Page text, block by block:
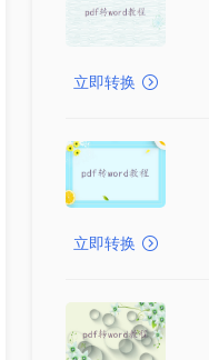
立即转换
立即转换